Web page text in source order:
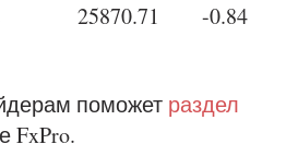
25870.71 -0.84
поможет раздел
FxPro.